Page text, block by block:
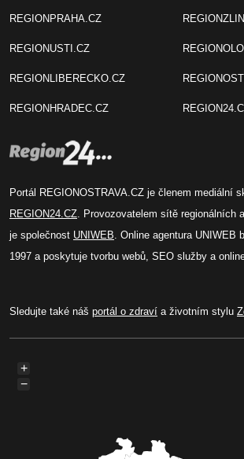
REGIONPRAHA.CZ
REGIONUSTI.CZ
REGIONLIBERECKO.CZ
REGIONHRADEC.CZ
Portál REGIONOSTRAVA.CZ je členem mediální
REGION24.CZ . Provozovatelem sítě regionálních
je společnost UNIWEB . Online agentura UNIWEB
1997 a poskytuje tvorbu webů, SEO služby a
Sledujte také náš portál o zdraví a životním stylu
+
−